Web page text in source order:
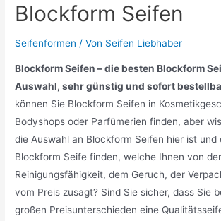
Blockform Seifen
Seifenformen / Von Seifen Liebhaber
Blockform Seifen – die besten Blockform
Auswahl, sehr günstig und sofort
können Sie Blockform Seifen in
Bodyshops oder Parfümerien finden, aber
die Auswahl an Blockform Seifen hier ist und
Blockform Seife finden, welche Ihnen von der
Reinigungsfähigkeit, dem Geruch, der
vom Preis zusagt? Sind Sie sicher, dass Sie
großen Preisunterschieden eine